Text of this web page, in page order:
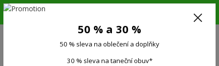
6.-16.8.26. DOVOLENÁ !!! 50 % SLEVA na všechno oblečení a doplňky !!!
(Po-Pá 9:00-15.00)50 % a 30 %
50 % sleva na oblečení a doplňky
30 % sleva na taneční obuv*